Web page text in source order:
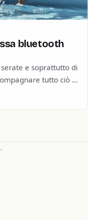
bluetooth
serate e soprattutto di
tutto ciò ci